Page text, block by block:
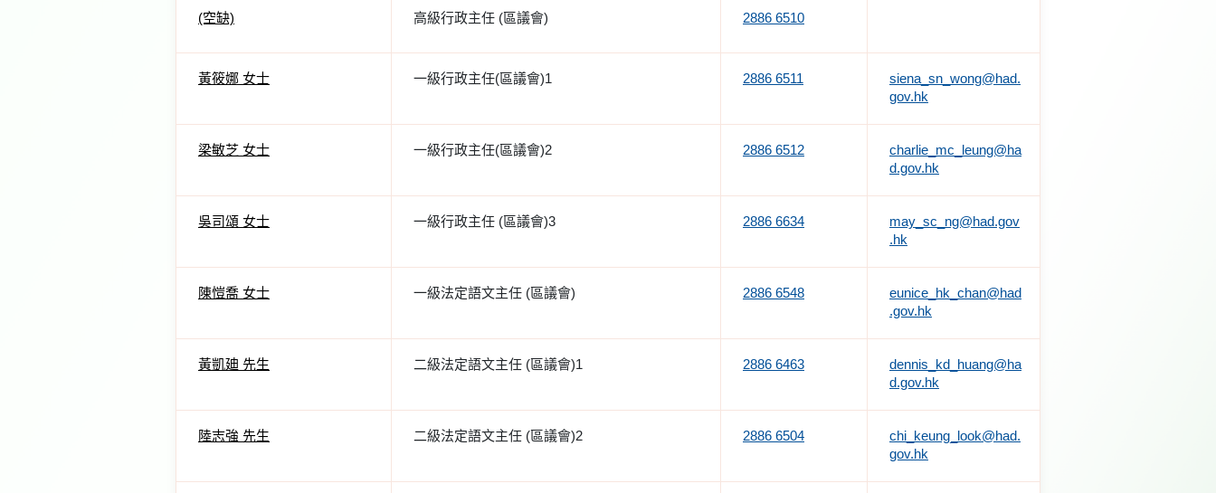
(空缺) 高級行政主任 (區議會) 2886 6510
黃筱娜 女士 一級行政主任(區議會)1 2886 6511
siena_sn_wong@had.
gov.hk
梁敏芝 女士 一級行政主任(區議會)2 2886 6512
charlie_mc_leung@ha
d.gov.hk
吳司頌 女士 一級行政主任 (區議會)3 2886 6634
may_sc_ng@had.gov
.hk
陳愷喬 女士 一級法定語文主任 (區議會) 2886 6548
eunice_hk_chan@had
.gov.hk
黃凱廸 先生 二級法定語文主任 (區議會)1 2886 6463
dennis_kd_huang@ha
d.gov.hk
陸志強 先生 二級法定語文主任 (區議會)2 2886 6504
chi_keung_look@had.
gov.hk